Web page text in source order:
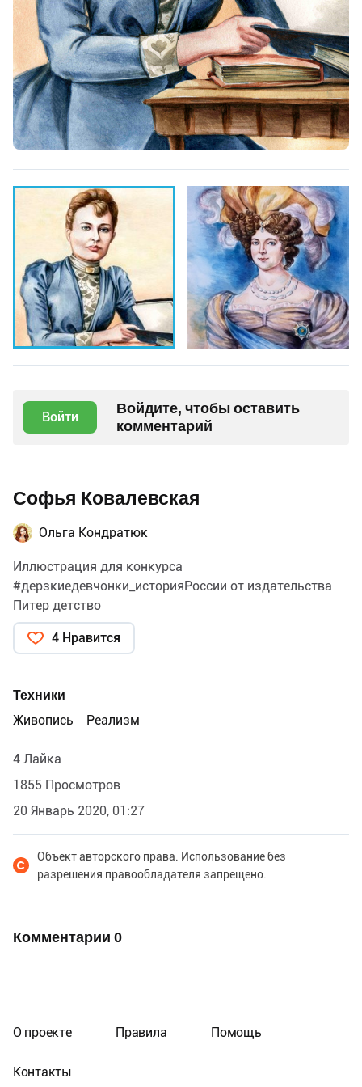
Войти
Войдите, чтобы оставить
комментарий
Софья Ковалевская
Ольга Кондратюк
Иллюстрация для конкурса
#дерзкиедевчонки_историяРоссии от издательства
Питер детство
4 Нравится
Техники
Живопись
Реализм
4 Лайка
1855 Просмотров
20 Январь 2020, 01:27
Объект авторского права. Использование без
разрешения правообладателя запрещено.
Комментарии 0
О проекте Правила Помощь
Контакты